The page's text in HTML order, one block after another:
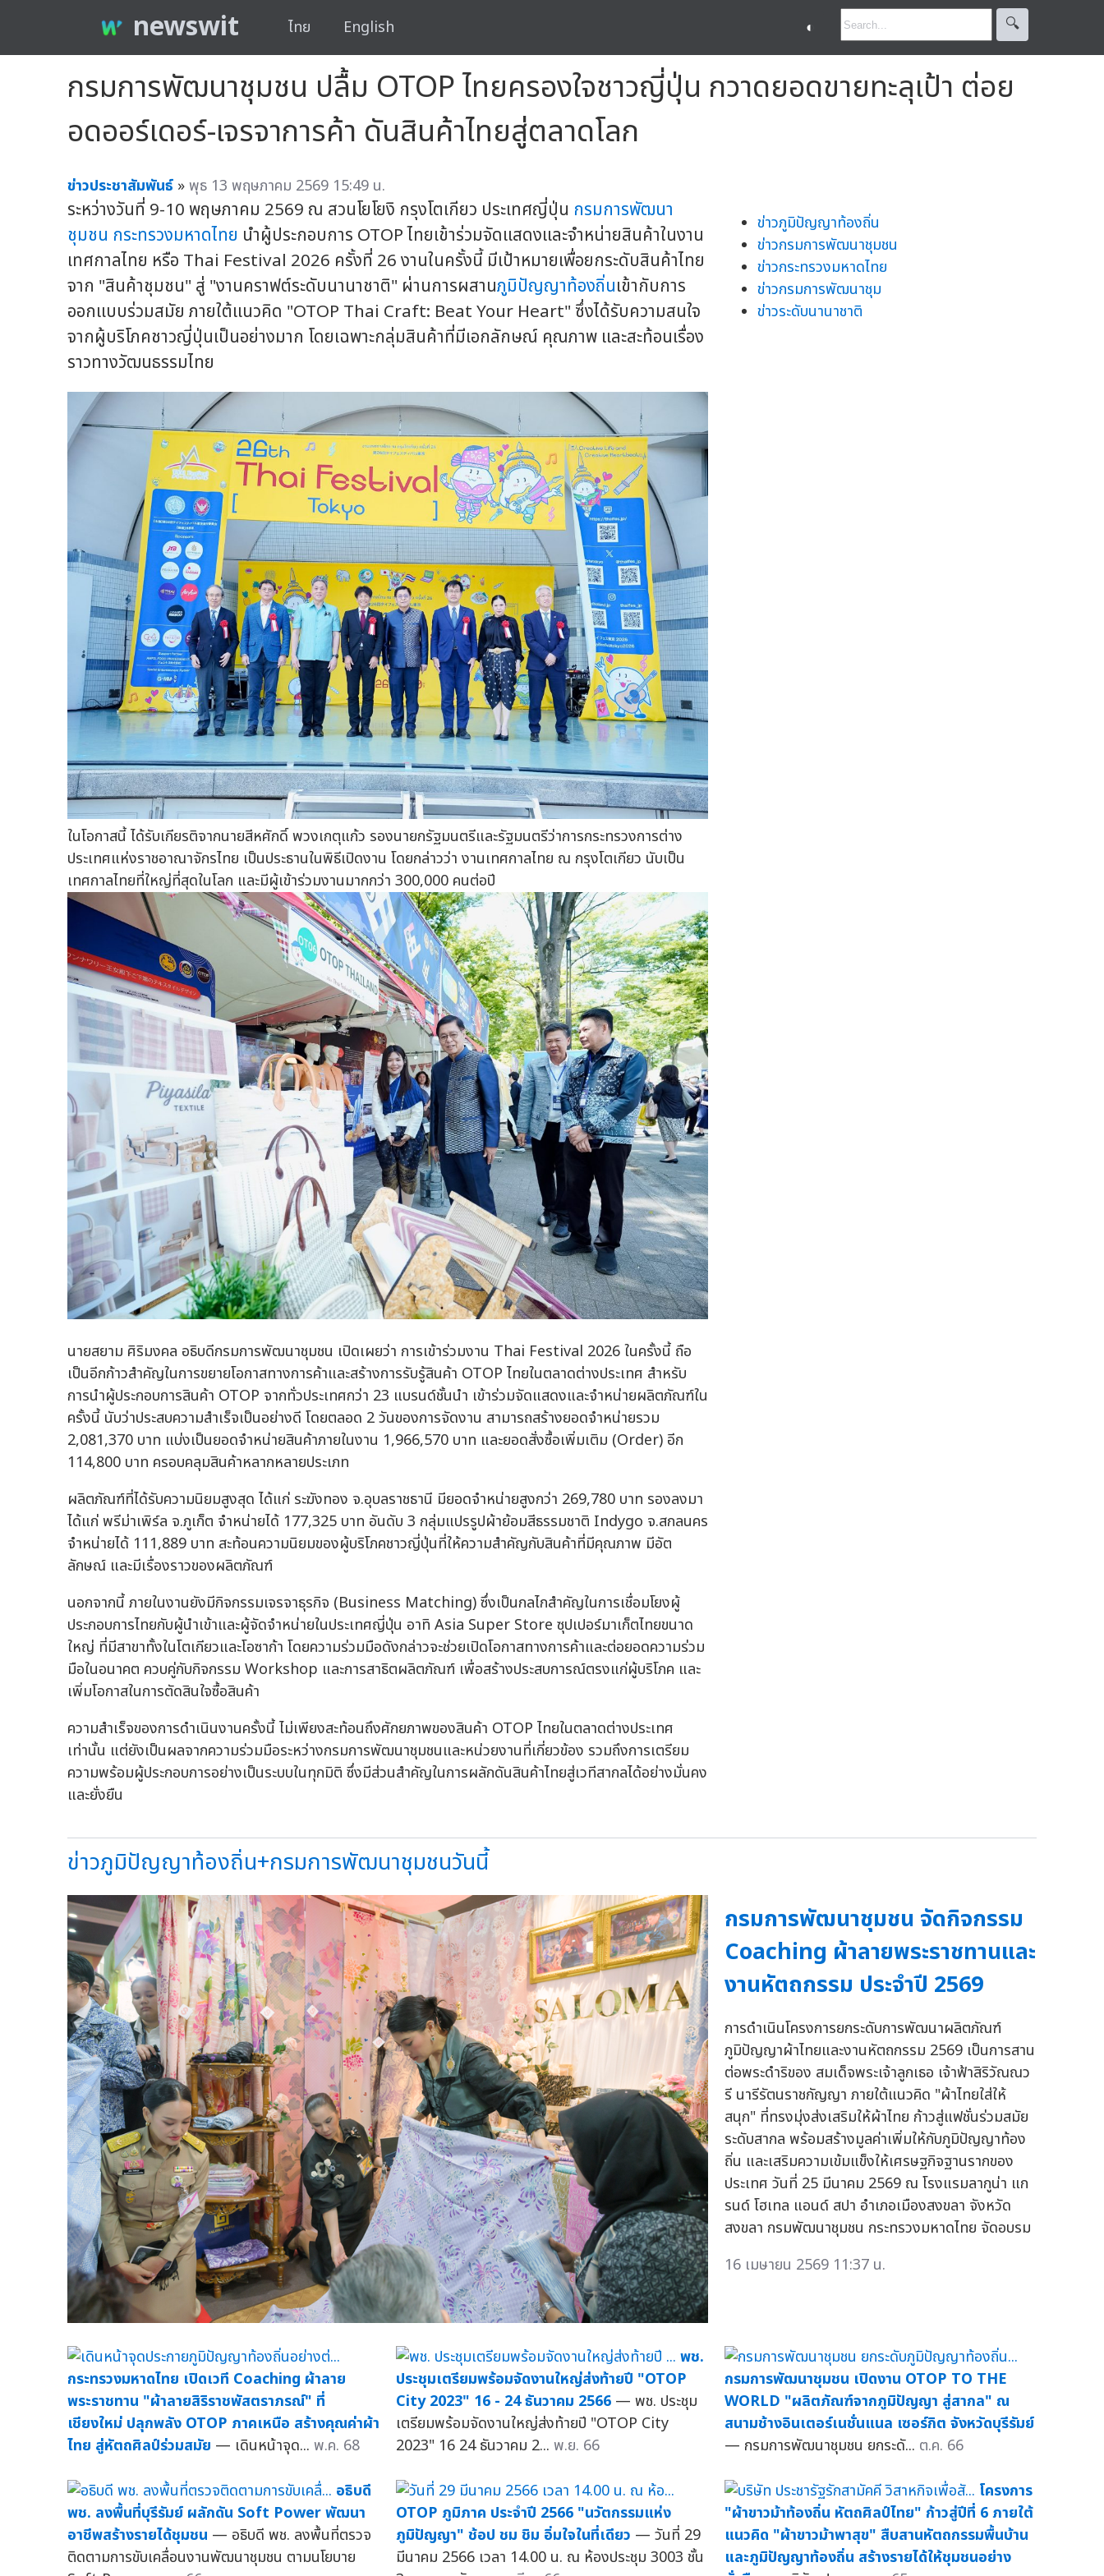
newswit ไทย English ◐ 🔍︎
กรมการพัฒนาชุมชน ปลื้ม OTOP ไทยครองใจชาวญี่ปุ่น กวาดยอดขายทะลุเป้า ต่อย
อดออร์เดอร์-เจรจาการค้า ดันสินค้าไทยสู่ตลาดโลก
ข่าวประชาสัมพันธ์ »พุธ 13 พฤษภาคม 2569 15:49 น.
ระหว่างวันที่ 9-10 พฤษภาคม 2569 ณ สวนโยโยงิ กรุงโตเกียว ประเทศญี่ปุ่น กรมการพัฒนา
ชุมชน กระทรวงมหาดไทย นำผู้ประกอบการ OTOP ไทยเข้าร่วมจัดแสดงและจำหน่ายสินค้าในงาน
เทศกาลไทย หรือ Thai Festival 2026 ครั้งที่ 26 งานในครั้งนี้ มีเป้าหมายเพื่อยกระดับสินค้าไทย
จาก "สินค้าชุมชน" สู่ "งานคราฟต์ระดับนานาชาติ" ผ่านการผสานภูมิปัญญาท้องถิ่นเข้ากับการ
ออกแบบร่วมสมัย ภายใต้แนวคิด "OTOP Thai Craft: Beat Your Heart" ซึ่งได้รับความสนใจ
จากผู้บริโภคชาวญี่ปุ่นเป็นอย่างมาก โดยเฉพาะกลุ่มสินค้าที่มีเอกลักษณ์ คุณภาพ และสะท้อนเรื่อง
ราวทางวัฒนธรรมไทย
ในโอกาสนี้ ได้รับเกียรติจากนายสีหศักดิ์ พวงเกตุแก้ว รองนายกรัฐมนตรีและรัฐมนตรีว่าการกระทรวงการต่าง
ประเทศแห่งราชอาณาจักรไทย เป็นประธานในพิธีเปิดงาน โดยกล่าวว่า งานเทศกาลไทย ณ กรุงโตเกียว นับเป็น
เทศกาลไทยที่ใหญ่ที่สุดในโลก และมีผู้เข้าร่วมงานมากกว่า 300,000 คนต่อปี
นายสยาม ศิริมงคล อธิบดีกรมการพัฒนาชุมชน เปิดเผยว่า การเข้าร่วมงาน Thai Festival 2026 ในครั้งนี้ ถือ
เป็นอีกก้าวสำคัญในการขยายโอกาสทางการค้าและสร้างการรับรู้สินค้า OTOP ไทยในตลาดต่างประเทศ สำหรับ
การนำผู้ประกอบการสินค้า OTOP จากทั่วประเทศกว่า 23 แบรนด์ชั้นนำ เข้าร่วมจัดแสดงและจำหน่ายผลิตภัณฑ์ใน
ครั้งนี้ นับว่าประสบความสำเร็จเป็นอย่างดี โดยตลอด 2 วันของการจัดงาน สามารถสร้างยอดจำหน่ายรวม
2,081,370 บาท แบ่งเป็นยอดจำหน่ายสินค้าภายในงาน 1,966,570 บาท และยอดสั่งซื้อเพิ่มเติม (Order) อีก
114,800 บาท ครอบคลุมสินค้าหลากหลายประเภท
ผลิตภัณฑ์ที่ได้รับความนิยมสูงสุด ได้แก่ ระฆังทอง จ.อุบลราชธานี มียอดจำหน่ายสูงกว่า 269,780 บาท รองลงมา
ได้แก่ พรีม่าเพิร์ล จ.ภูเก็ต จำหน่ายได้ 177,325 บาท อันดับ 3 กลุ่มแปรรูปผ้าย้อมสีธรรมชาติ Indygo จ.สกลนคร
จำหน่ายได้ 111,889 บาท สะท้อนความนิยมของผู้บริโภคชาวญี่ปุ่นที่ให้ความสำคัญกับสินค้าที่มีคุณภาพ มีอัต
ลักษณ์ และมีเรื่องราวของผลิตภัณฑ์
นอกจากนี้ ภายในงานยังมีกิจกรรมเจรจาธุรกิจ (Business Matching) ซึ่งเป็นกลไกสำคัญในการเชื่อมโยงผู้
ประกอบการไทยกับผู้นำเข้าและผู้จัดจำหน่ายในประเทศญี่ปุ่น อาทิ Asia Super Store ซุปเปอร์มาเก็ตไทยขนาด
ใหญ่ ที่มีสาขาทั้งในโตเกียวและโอซาก้า โดยความร่วมมือดังกล่าวจะช่วยเปิดโอกาสทางการค้าและต่อยอดความร่วม
มือในอนาคต ควบคู่กับกิจกรรม Workshop และการสาธิตผลิตภัณฑ์ เพื่อสร้างประสบการณ์ตรงแก่ผู้บริโภค และ
เพิ่มโอกาสในการตัดสินใจซื้อสินค้า
ความสำเร็จของการดำเนินงานครั้งนี้ ไม่เพียงสะท้อนถึงศักยภาพของสินค้า OTOP ไทยในตลาดต่างประเทศ
เท่านั้น แต่ยังเป็นผลจากความร่วมมือระหว่างกรมการพัฒนาชุมชนและหน่วยงานที่เกี่ยวข้อง รวมถึงการเตรียม
ความพร้อมผู้ประกอบการอย่างเป็นระบบในทุกมิติ ซึ่งมีส่วนสำคัญในการผลักดันสินค้าไทยสู่เวทีสากลได้อย่างมั่นคง
และยั่งยืน
ข่าวภูมิปัญญาท้องถิ่น
ข่าวกรมการพัฒนาชุมชน
ข่าวกระทรวงมหาดไทย
ข่าวกรมการพัฒนาชุม
ข่าวระดับนานาชาติ
ข่าวภูมิปัญญาท้องถิ่น+กรมการพัฒนาชุมชนวันนี้
กรมการพัฒนาชุมชน จัดกิจกรรม
Coaching ผ้าลายพระราชทานและ
งานหัตถกรรม ประจำปี 2569
การดำเนินโครงการยกระดับการพัฒนาผลิตภัณฑ์
ภูมิปัญญาผ้าไทยและงานหัตถกรรม 2569 เป็นการสาน
ต่อพระดำริของ สมเด็จพระเจ้าลูกเธอ เจ้าฟ้าสิริวัณณว
รี นารีรัตนราชกัญญา ภายใต้แนวคิด "ผ้าไทยใส่ให้
สนุก" ที่ทรงมุ่งส่งเสริมให้ผ้าไทย ก้าวสู่แฟชั่นร่วมสมัย
ระดับสากล พร้อมสร้างมูลค่าเพิ่มให้กับภูมิปัญญาท้อง
ถิ่น และเสริมความเข้มแข็งให้เศรษฐกิจฐานรากของ
ประเทศ วันที่ 25 มีนาคม 2569 ณ โรงแรมลากูน่า แก
รนด์ โฮเทล แอนด์ สปา อำเภอเมืองสงขลา จังหวัด
สงขลา กรมพัฒนาชุมชน กระทรวงมหาดไทย จัดอบรม
16 เมษายน 2569 11:37 น.
กระทรวงมหาดไทย เปิดเวที Coaching ผ้าลาย
พระราชทาน "ผ้าลายสิริราชพัสตราภรณ์" ที่
เชียงใหม่ ปลุกพลัง OTOP ภาคเหนือ สร้างคุณค่าผ้า
ไทย สู่หัตถศิลป์ร่วมสมัย — เดินหน้าจุด... พ.ค. 68
พช.
ประชุมเตรียมพร้อมจัดงานใหญ่ส่งท้ายปี "OTOP
City 2023" 16 - 24 ธันวาคม 2566 — พช. ประชุม
เตรียมพร้อมจัดงานใหญ่ส่งท้ายปี "OTOP City
2023" 16 24 ธันวาคม 2... พ.ย. 66
กรมการพัฒนาชุมชน เปิดงาน OTOP TO THE
WORLD "ผลิตภัณฑ์จากภูมิปัญญา สู่สากล" ณ
สนามช้างอินเตอร์เนชั่นแนล เซอร์กิต จังหวัดบุรีรัมย์
— กรมการพัฒนาชุมชน ยกระดั... ต.ค. 66
อธิบดี
พช. ลงพื้นที่บุรีรัมย์ ผลักดัน Soft Power พัฒนา
อาชีพสร้างรายได้ชุมชน — อธิบดี พช. ลงพื้นที่ตรวจ
ติดตามการขับเคลื่อนงานพัฒนาชุมชน ตามนโยบาย
OTOP ภูมิภาค ประจำปี 2566 "นวัตกรรมแห่ง
ภูมิปัญญา" ช้อป ชม ชิม อิ่มใจในที่เดียว — วันที่ 29
มีนาคม 2566 เวลา 14.00 น. ณ ห้องประชุม 3003 ชั้น
โครงการ
"ผ้าขาวม้าท้องถิ่น หัตถศิลป์ไทย" ก้าวสู่ปีที่ 6 ภายใต้
แนวคิด "ผ้าขาวม้าพาสุข" สืบสานหัตถกรรมพื้นบ้าน
และภูมิปัญญาท้องถิ่น สร้างรายได้ให้ชุมชนอย่าง